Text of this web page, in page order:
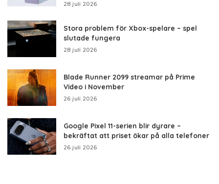
28 juli 2026
Stora problem för Xbox-spelare – spel
slutade fungera
28 juli 2026
Blade Runner 2099 streamar på Prime
Video i November
26 juli 2026
Google Pixel 11-serien blir dyrare –
bekräftat att priset ökar på alla telefoner
26 juli 2026